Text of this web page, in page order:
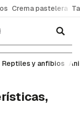
Crema pastelera
Reptiles y anfibios